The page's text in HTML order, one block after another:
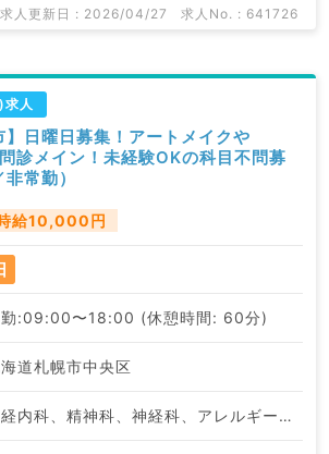
求人更新日 : 2026/04/27 求人No. : 641726
求人
】日曜日募集！アートメイクや
診メイン！未経験OKの科目不問募
常勤）
給10,000円
勤:09:00〜18:00 (休憩時間: 60分)
道札幌市中央区
神経内科、精神科、神経科、アレルギー科、リウマチ科、小児科、整形外科、形成外科、美容外科、脳神経外科、呼吸器外科、心臓血管外科、小児外科、皮膚科、泌尿器科、産婦人科、産科、婦人科、眼科、耳鼻咽喉科、気管食道科、放射線科、リハビリテーション科、麻酔科、ペインクリニック、人工透析科、緩和ケア科、一般内科、循環器内科、呼吸器内科、消化器内科、内分泌・代謝内科、腎臓内科、老年内科、血液内科、外科系全般、一般外科、消化器外科、乳腺外科、総合診療科、美容皮膚科、健診・人間ドック、救急科・ＩＣＵ、病理科、基礎医学系、膠原病科、スポーツ整形外科、大腸・肛門外科、産業医、脊髄・脊椎外科、科目不問